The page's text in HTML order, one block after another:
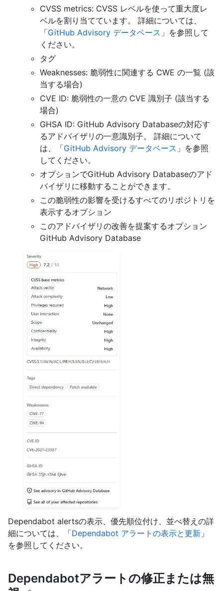
CVSS metrics: CVSS レベルを使って重大度レ
ベルを割り当てています。 詳細については、
「GitHub Advisory データベース 」を参照して
ください。
タグ
Weaknesses: 脆弱性に関連する CWE の一覧 (該
当する場合)
CVE ID: 脆弱性の一意の CVE 識別子 (該当する
場合)
GHSA ID: GitHub Advisory Databaseの対応す
るアドバイザリの一意識別子。 詳細について
は、「GitHub Advisory データベース 」を参照
してください。
オプションでGitHub Advisory Databaseのアド
バイザリに移動することができます。
この脆弱性の影響を受けるすべてのリポジトリを
表示するオプション
このアドバイザリの改善を提案するオプション
GitHub Advisory Database
Dependabot alertsの表示、優先順位付け、並べ替えの詳
細については、「Dependabot アラートの表示と更新 」
を参照してください。
Dependabotアラートの修正または無